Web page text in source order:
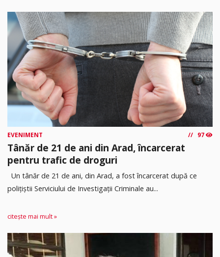
EVENIMENT 97
Tânăr de 21 de ani din Arad, încarcerat
pentru trafic de droguri
Un tânăr de 21 de ani, din Arad, a fost încarcerat după ce
polițiștii Serviciului de Investigații Criminale au...
citește mai mult »